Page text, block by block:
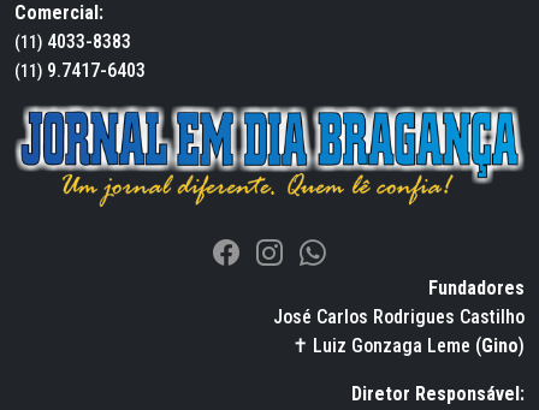
Comercial:
(11) 4033-8383
(11) 9.7417-6403
Fundadores
José Carlos Rodrigues Castilho
✝ Luiz Gonzaga Leme (Gino)
Diretor Responsável: